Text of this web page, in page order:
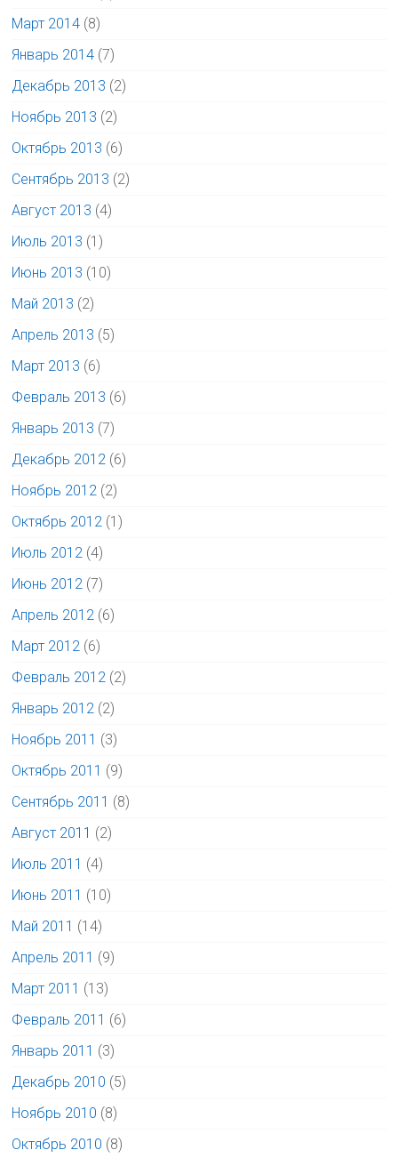
Март 2014 (8)
Январь 2014 (7)
Декабрь 2013 (2)
Ноябрь 2013 (2)
Октябрь 2013 (6)
Сентябрь 2013 (2)
Август 2013 (4)
Июль 2013 (1)
Июнь 2013 (10)
Май 2013 (2)
Апрель 2013 (5)
Март 2013 (6)
Февраль 2013 (6)
Январь 2013 (7)
Декабрь 2012 (6)
Ноябрь 2012 (2)
Октябрь 2012 (1)
Июль 2012 (4)
Июнь 2012 (7)
Апрель 2012 (6)
Март 2012 (6)
Февраль 2012 (2)
Январь 2012 (2)
Ноябрь 2011 (3)
Октябрь 2011 (9)
Сентябрь 2011 (8)
Август 2011 (2)
Июль 2011 (4)
Июнь 2011 (10)
Май 2011 (14)
Апрель 2011 (9)
Март 2011 (13)
Февраль 2011 (6)
Январь 2011 (3)
Декабрь 2010 (5)
Ноябрь 2010 (8)
Октябрь 2010 (8)